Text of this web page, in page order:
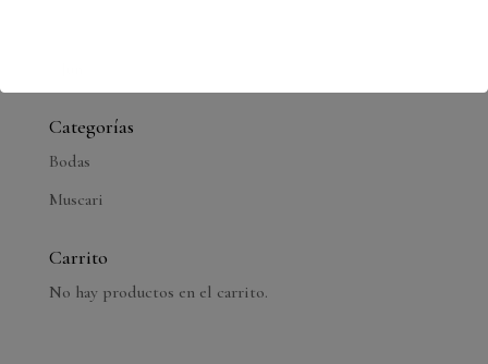
Categorías
Bodas
Muscari
Carrito
No hay productos en el carrito.